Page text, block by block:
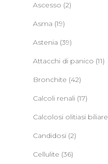
Ascesso (2)
Asma (19)
Astenia (39)
Attacchi di panico (11)
Bronchite (42)
Calcoli renali (17)
Calcolosi olitiasi biliare
Candidosi (2)
Cellulite (36)